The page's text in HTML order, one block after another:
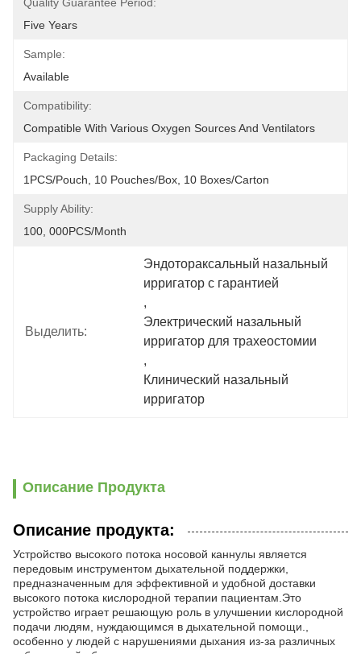
Five Years
Sample:
Available
Compatibility:
Compatible With Various Oxygen Sources And Ventilators
Packaging Details:
1PCS/Pouch, 10 Pouches/Box, 10 Boxes/Carton
Supply Ability:
100, 000PCS/Month
Выделить:
Эндотораксальный назальный
ирригатор с гарантией
,
Электрический назальный
ирригатор для трахеостомии
,
Клинический назальный
ирригатор
Описание Продукта
Описание продукта:
Устройство высокого потока носовой каннулы является
передовым инструментом дыхательной поддержки,
предназначенным для эффективной и удобной доставки
высокого потока кислородной терапии пациентам.Это
устройство играет решающую роль в улучшении кислородной
подачи людям, нуждающимся в дыхательной помощи.,
особенно у людей с нарушениями дыхания из-за различных